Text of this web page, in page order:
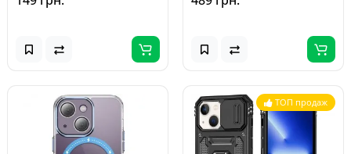
ТОП продаж